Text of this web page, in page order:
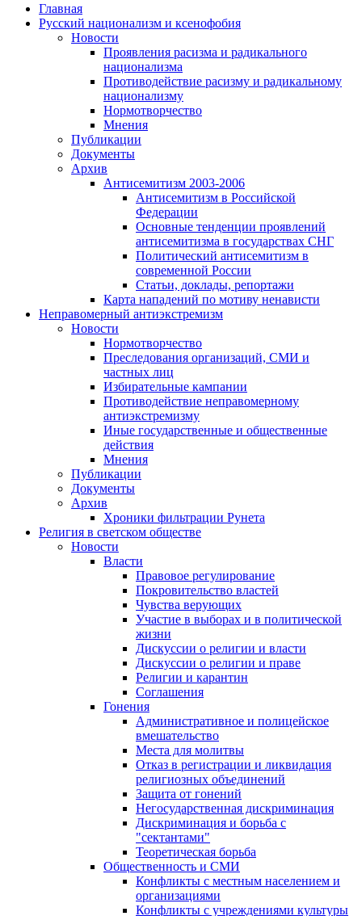
Главная
Русский национализм и ксенофобия
Новости
Проявления расизма и радикального
национализма
Противодействие расизму и радикальному
национализму
Нормотворчество
Мнения
Публикации
Документы
Архив
Антисемитизм 2003-2006
Антисемитизм в Российской
Федерации
Основные тенденции проявлений
антисемитизма в государствах СНГ
Политический антисемитизм в
современной России
Статьи, доклады, репортажи
Карта нападений по мотиву ненависти
Неправомерный антиэкстремизм
Новости
Нормотворчество
Преследования организаций, СМИ и
частных лиц
Избирательные кампании
Противодействие неправомерному
антиэкстремизму
Иные государственные и общественные
действия
Мнения
Публикации
Документы
Архив
Хроники фильтрации Рунета
Религия в светском обществе
Новости
Власти
Правовое регулирование
Покровительство властей
Чувства верующих
Участие в выборах и в политической
жизни
Дискуссии о религии и власти
Дискуссии о религии и праве
Религии и карантин
Соглашения
Гонения
Административное и полицейское
вмешательство
Места для молитвы
Отказ в регистрации и ликвидация
религиозных объединений
Защита от гонений
Негосударственная дискриминация
Дискриминация и борьба с
"сектантами"
Теоретическая борьба
Общественность и СМИ
Конфликты с местным населением и
организациями
Конфликты с учреждениями культуры